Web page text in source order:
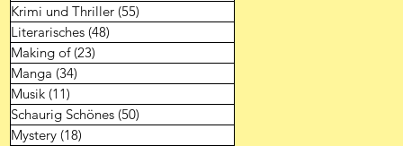
Krimi und Thriller (55)
Literarisches (48)
Making of (23)
Manga (34)
Musik (11)
Schaurig Schönes (50)
Mystery (18)